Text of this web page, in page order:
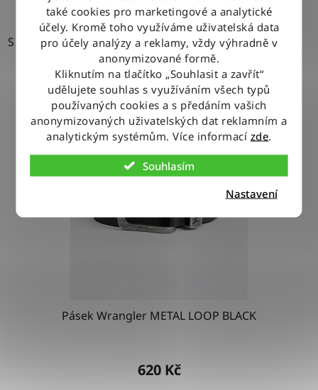
také cookies pro marketingové a analytické
účely. Kromě toho využíváme uživatelská data
pro účely analýzy a reklamy, vždy výhradně v
anonymizované formě.
Kliknutím na tlačítko „Souhlasit a zavřít“
udělujete souhlas s využíváním všech typů
používaných cookies a s předáním vašich
anonymizovaných uživatelských dat reklamním a
analytickým systémům. Více informací zde.
Souhlasím
Nastavení
S
Pásek Wrangler METAL LOOP BLACK
hodnocení
produktu
620 Kč